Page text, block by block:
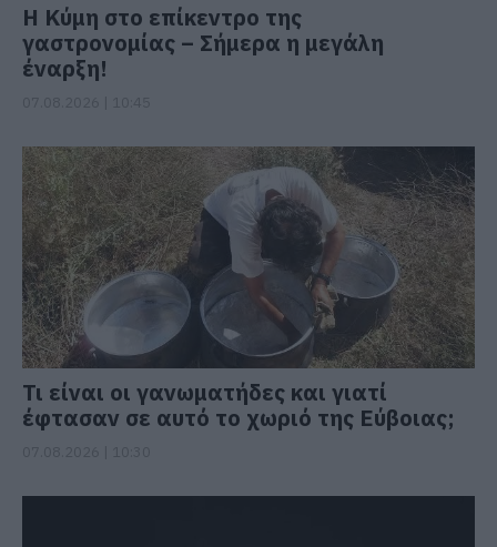
Η Κύμη στο επίκεντρο της
γαστρονομίας – Σήμερα η μεγάλη
έναρξη!
Τι είναι οι γανωματήδες και γιατί
έφτασαν σε αυτό το χωριό της Εύβοιας;